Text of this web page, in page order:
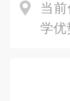
当前
学优